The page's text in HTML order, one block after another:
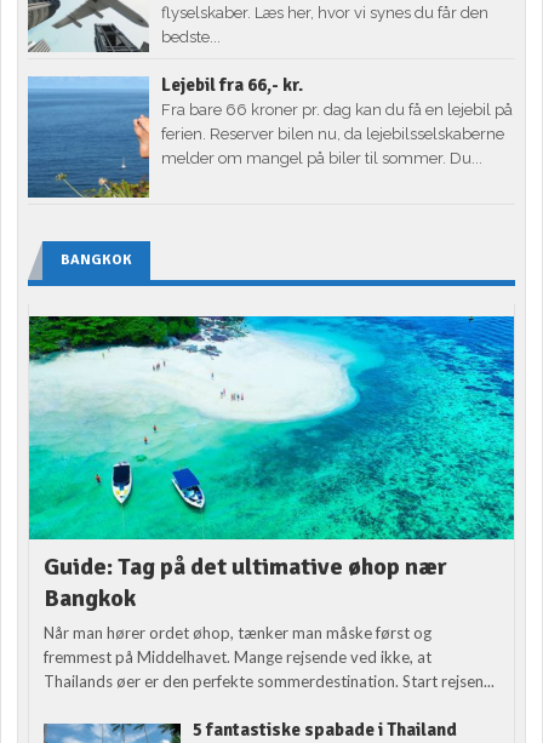
flyselskaber. Læs her, hvor vi synes du får den
bedste...
Lejebil fra 66,- kr.
Fra bare 66 kroner pr. dag kan du få en lejebil på
ferien. Reserver bilen nu, da lejebilsselskaberne
melder om mangel på biler til sommer. Du...
BANGKOK
Guide: Tag på det ultimative øhop nær
Bangkok
Når man hører ordet øhop, tænker man måske først og
fremmest på Middelhavet. Mange rejsende ved ikke, at
Thailands øer er den perfekte sommerdestination. Start rejsen...
5 fantastiske spabade i Thailand